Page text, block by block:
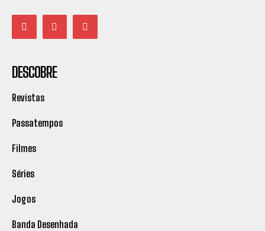
DESCOBRE
Revistas
Passatempos
Filmes
Séries
Jogos
Banda Desenhada